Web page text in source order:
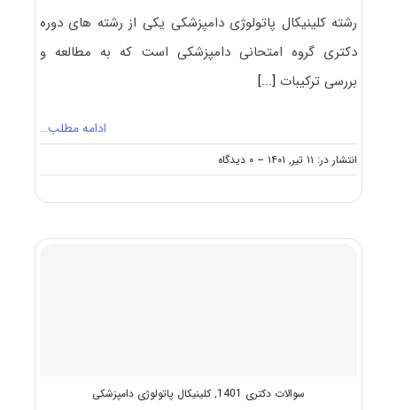
رشته کلینیکال ﭘﺎﺗﻮﻟﻮژی داﻣﭙﺰشکی یکی از رشته های دوره
دکتری گروه امتحانی دامپزشکی است که به مطالعه و
بررسی ترکیبات[...]
ادامه مطلب…
انتشار در: ۱۱ تیر, ۱۴۰۱ -- ۰ دیدگاه
on
گرایش
ﭘﺎﺗﻮﻟﻮژی
سوالات دکتری 1401 ,کلینیکال پاتولوژی دامپزشکی